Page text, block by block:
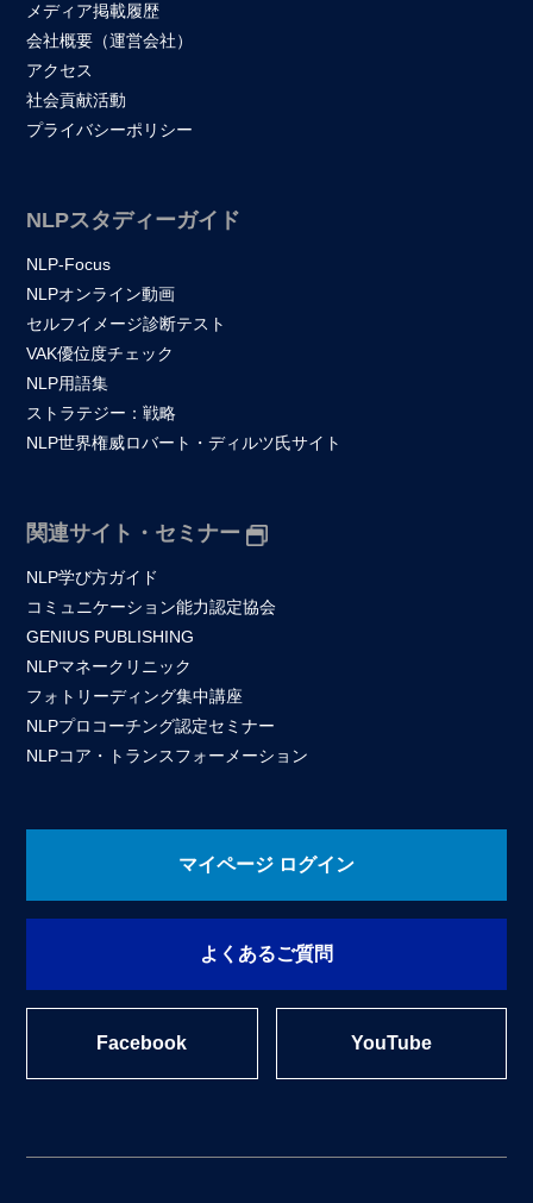
メディア掲載履歴
会社概要（運営会社）
アクセス
社会貢献活動
プライバシーポリシー
NLPスタディーガイド
NLP-Focus
NLPオンライン動画
セルフイメージ診断テスト
VAK優位度チェック
NLP用語集
ストラテジー：戦略
NLP世界権威ロバート・ディルツ氏サイト
関連サイト・セミナー
NLP学び方ガイド
コミュニケーション能力認定協会
GENIUS PUBLISHING
NLPマネークリニック
フォトリーディング集中講座
NLPプロコーチング認定セミナー
NLPコア・トランスフォーメーション
マイページ ログイン
よくあるご質問
Facebook YouTube